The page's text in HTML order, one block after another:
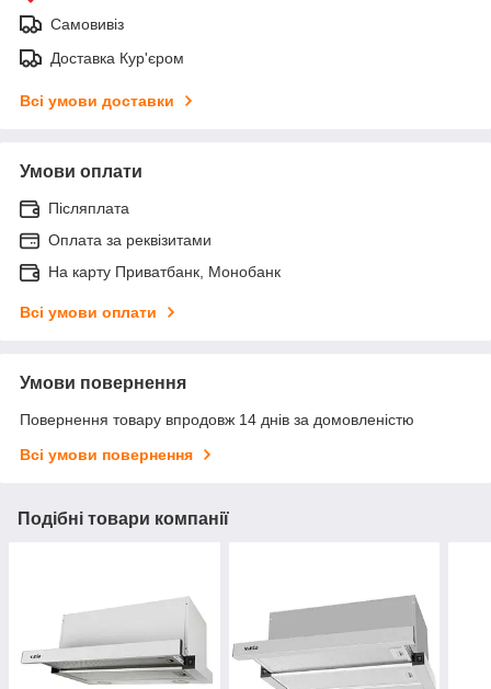
Самовивіз
Доставка Кур'єром
Всі умови доставки
Умови оплати
Післяплата
Оплата за реквізитами
На карту Приватбанк, Монобанк
Всі умови оплати
Умови повернення
Повернення товару впродовж 14 днів за домовленістю
Всі умови повернення
Подібні товари компанії